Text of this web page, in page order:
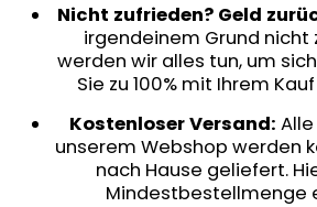
Nicht zufrieden? Geld
irgendeinem Grund nicht
werden wir alles tun, um
Sie zu 100% mit Ihrem
Kostenloser Versand:
unserem Webshop werden
nach Hause geliefert.
Mindestbestellmenge